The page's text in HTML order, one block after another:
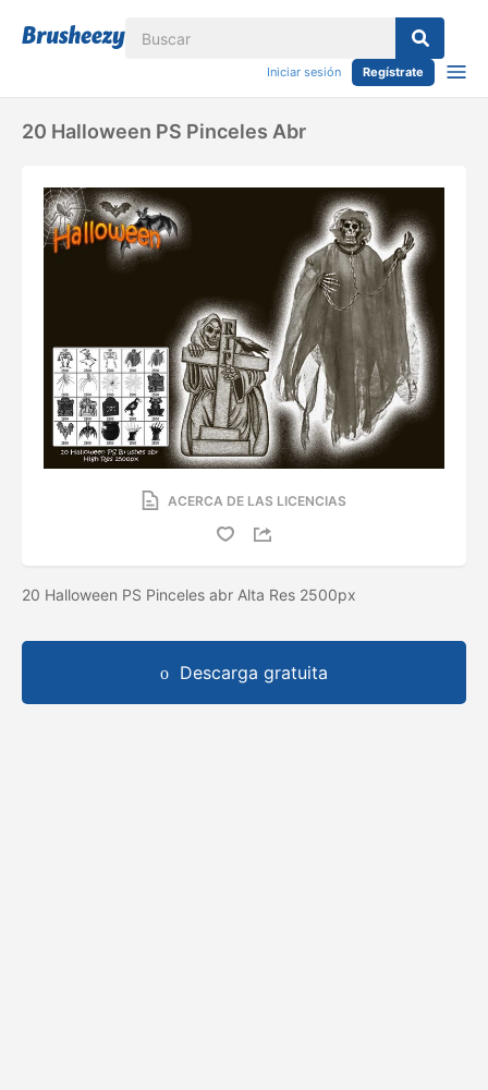
Iniciar sesión Regístrate
20 Halloween PS Pinceles Abr
ACERCA DE LAS LICENCIAS
20 Halloween PS Pinceles abr Alta Res 2500px
Descarga gratuita